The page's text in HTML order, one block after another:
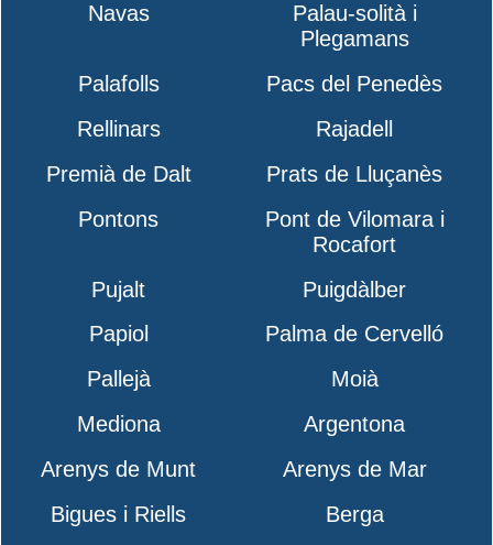
Navas
Palau-solità i
Plegamans
Palafolls
Pacs del Penedès
Rellinars
Rajadell
Premià de Dalt
Prats de Lluçanès
Pontons
Pont de Vilomara i
Rocafort
Pujalt
Puigdàlber
Papiol
Palma de Cervelló
Pallejà
Moià
Mediona
Argentona
Arenys de Munt
Arenys de Mar
Bigues i Riells
Berga